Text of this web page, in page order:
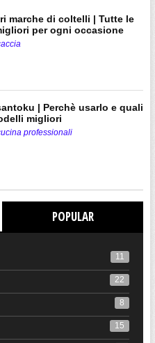
marche di coltelli | Tutte le
per ogni occasione
| Perchè usarlo e quali
migliori
professionali
POPULAR
11
22
8
15